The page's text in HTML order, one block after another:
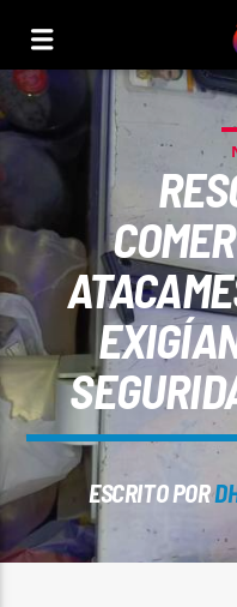
CANCIÓN ACTUAL
TÍTULO
ARTISTA
ESCRITO POR